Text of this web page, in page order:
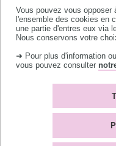
Vous pouvez vous
l'ensemble des cookies en
une partie d'entres eux via
Nous conservons votre
➜ Pour plus d'information
vous pouvez consulter
téléphone +33 (0)5 61
Accessibilité : non-